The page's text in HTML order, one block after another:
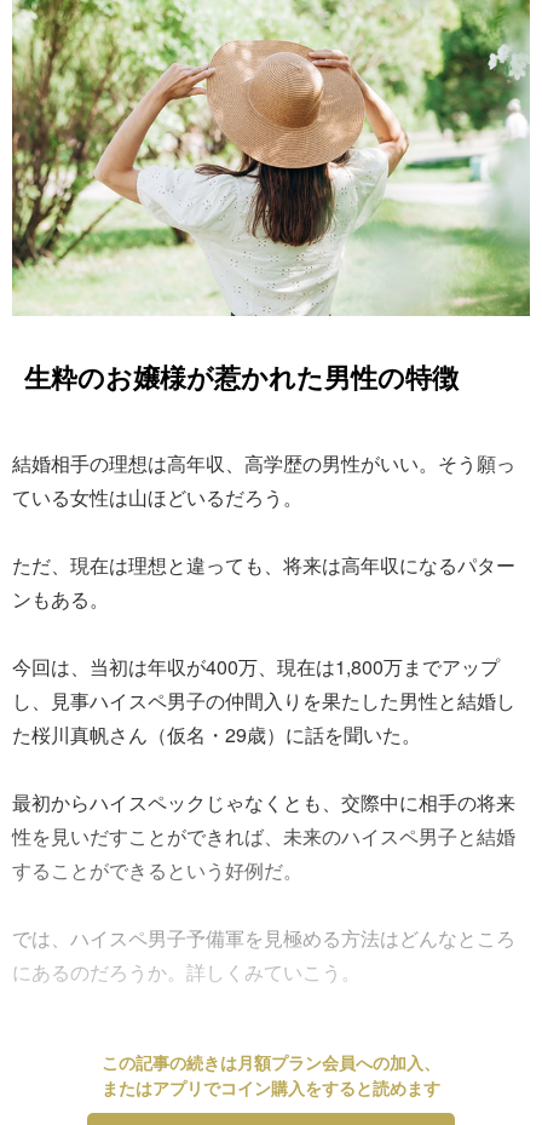
生粋のお嬢様が惹かれた男性の特徴
結婚相手の理想は高年収、高学歴の男性がいい。そう願っ
ている女性は山ほどいるだろう。
ただ、現在は理想と違っても、将来は高年収になるパター
ンもある。
今回は、当初は年収が400万、現在は1,800万までアップ
し、見事ハイスペ男子の仲間入りを果たした男性と結婚し
た桜川真帆さん（仮名・29歳）に話を聞いた。
最初からハイスペックじゃなくとも、交際中に相手の将来
性を見いだすことができれば、未来のハイスペ男子と結婚
することができるという好例だ。
では、ハイスペ男子予備軍を見極める方法はどんなところ
にあるのだろうか。詳しくみていこう。
この記事の続きは月額プラン会員への加入、
またはアプリでコイン購入をすると読めます